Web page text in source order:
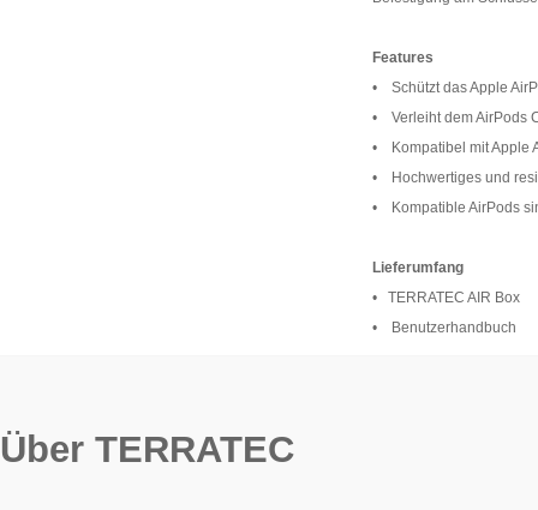
Features
• Schützt das Apple
• Verleiht dem AirPods
• Kompatibel mit Apple
• Hochwertiges und
• Kompatible AirPods
Lieferumfang
• TERRATEC AIR Box
• Benutzerhandbuch
Über TERRATEC